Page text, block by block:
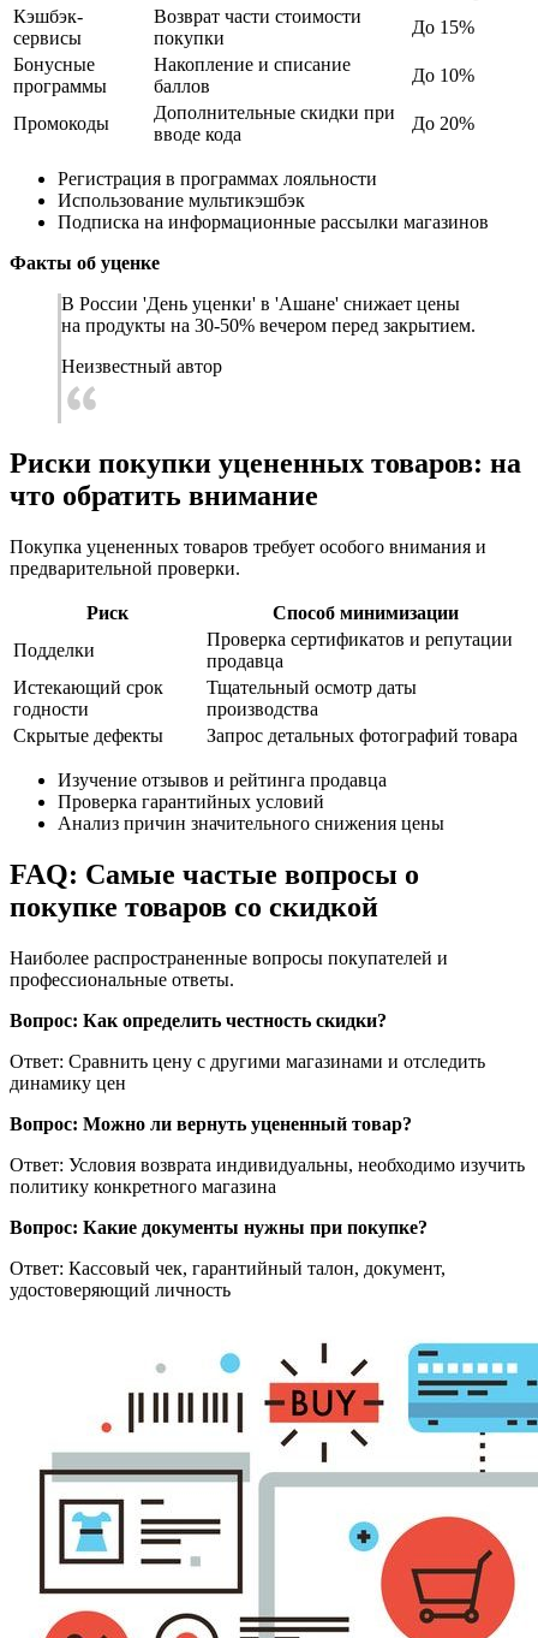
Кэшбэк-
сервисы
Возврат части стоимости
покупки
До 15%
Бонусные
программы
Накопление и списание
баллов
До 10%
Промокоды
Дополнительные скидки при
вводе кода
До 20%
Регистрация в программах лояльности
Использование мультикэшбэк
Подписка на информационные рассылки магазинов
Факты об уценке
В России 'День уценки' в 'Ашане' снижает цены
на продукты на 30-50% вечером перед закрытием.
Неизвестный автор
Риски покупки уцененных товаров: на
что обратить внимание
Покупка уцененных товаров требует особого внимания и
предварительной проверки.
Риск
Способ минимизации
Подделки
Проверка сертификатов и репутации
продавца
Истекающий срок
годности
Тщательный осмотр даты
производства
Скрытые дефекты
Запрос детальных фотографий товара
Изучение отзывов и рейтинга продавца
Проверка гарантийных условий
Анализ причин значительного снижения цены
FAQ: Самые частые вопросы о
покупке товаров со скидкой
Наиболее распространенные вопросы покупателей и
профессиональные ответы.
Вопрос: Как определить честность скидки?
Ответ: Сравнить цену с другими магазинами и отследить
динамику цен
Вопрос: Можно ли вернуть уцененный товар?
Ответ: Условия возврата индивидуальны, необходимо изучить
политику конкретного магазина
Вопрос: Какие документы нужны при покупке?
Ответ: Кассовый чек, гарантийный талон, документ,
удостоверяющий личность